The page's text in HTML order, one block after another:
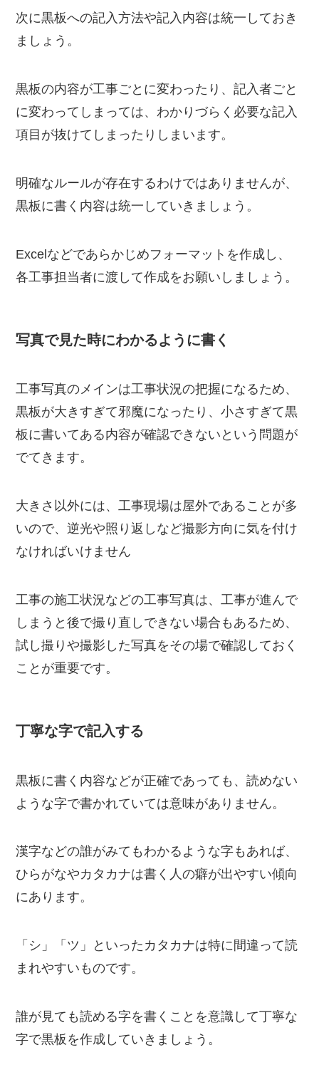
次に黒板への記入方法や記入内容は統一しておき
ましょう。
黒板の内容が工事ごとに変わったり、記入者ごと
に変わってしまっては、わかりづらく必要な記入
項目が抜けてしまったりしまいます。
明確なルールが存在するわけではありませんが、
黒板に書く内容は統一していきましょう。
Excelなどであらかじめフォーマットを作成し、
各工事担当者に渡して作成をお願いしましょう。
写真で見た時にわかるように書く
工事写真のメインは工事状況の把握になるため、
黒板が大きすぎて邪魔になったり、小さすぎて黒
板に書いてある内容が確認できないという問題が
でてきます。
大きさ以外には、工事現場は屋外であることが多
いので、逆光や照り返しなど撮影方向に気を付け
なければいけません
工事の施工状況などの工事写真は、工事が進んで
しまうと後で撮り直しできない場合もあるため、
試し撮りや撮影した写真をその場で確認しておく
ことが重要です。
丁寧な字で記入する
黒板に書く内容などが正確であっても、読めない
ような字で書かれていては意味がありません。
漢字などの誰がみてもわかるような字もあれば、
ひらがなやカタカナは書く人の癖が出やすい傾向
にあります。
「シ」「ツ」といったカタカナは特に間違って読
まれやすいものです。
誰が見ても読める字を書くことを意識して丁寧な
字で黒板を作成していきましょう。